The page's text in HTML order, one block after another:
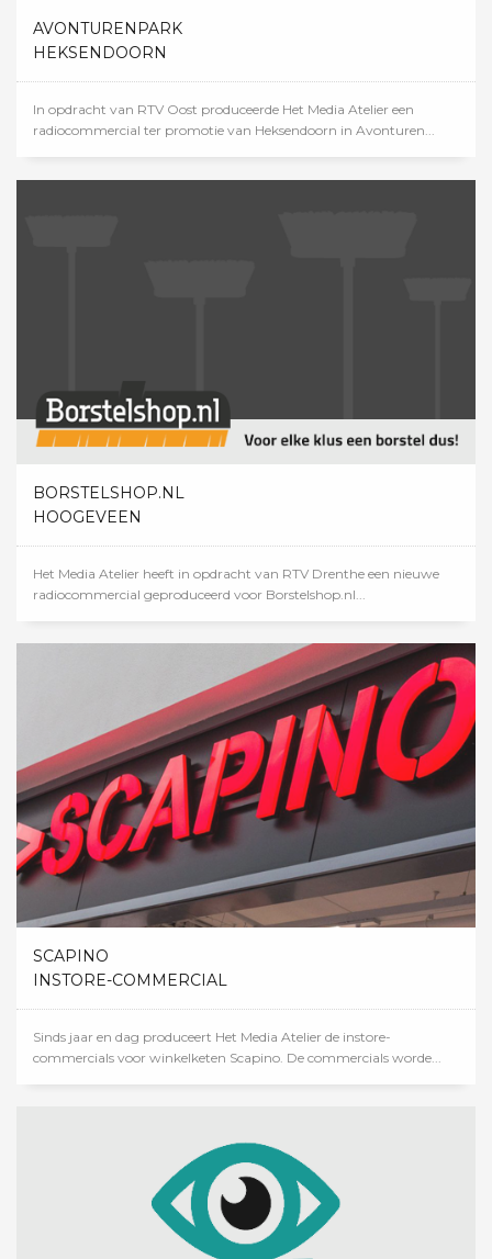
AVONTURENPARK
HEKSENDOORN
In opdracht van RTV Oost produceerde Het Media Atelier een
radiocommercial ter promotie van Heksendoorn in Avonturen...
BORSTELSHOP.NL
HOOGEVEEN
Het Media Atelier heeft in opdracht van RTV Drenthe een nieuwe
radiocommercial geproduceerd voor Borstelshop.nl...
SCAPINO
INSTORE-COMMERCIAL
Sinds jaar en dag produceert Het Media Atelier de instore-
commercials voor winkelketen Scapino. De commercials worde...